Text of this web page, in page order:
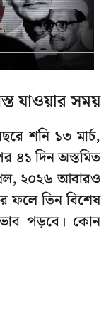
যাওয়ার সময়
শনি ১৩ মার্চ,
৪১ দিন অস্তমিত
২০২৬ আবারও
ফলে তিন বিশেষ
পড়বে। কোন